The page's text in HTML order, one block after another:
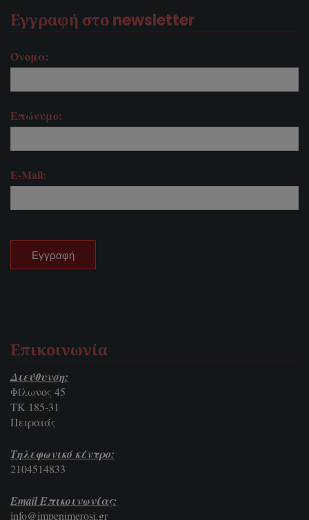
Εγγραφή στο newsletter
Όνομα:
Επώνυμο:
E-Mail:
Επικοινωνία
Διεύθυνση:
Φίλωνος 45
ΤΚ 185-31
Πειραιάς
Τηλεφωνικό κέντρο:
2104514833
Email Επικοινωνίας:
info@impenimerosi.gr